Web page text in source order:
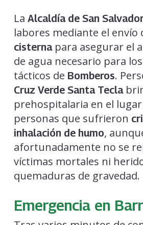
La Alcaldía de San
labores mediante el envío
cisternapara asegurar el
de agua necesario para
tácticos de Bomberos.
Cruz Verde Santa Tecla
prehospitalaria en el
personas que sufrieron
inhalación de humo,
afortunadamente no se
víctimas mortales ni
quemaduras de gravedad.
Emergencia en